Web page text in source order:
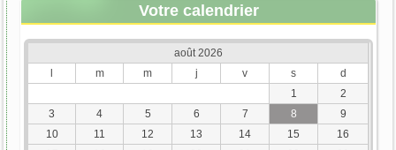
Votre calendrier
août 2026
l
m m j v s
d
1
2
3
4 5 6 7 8
9
10
11 12 13 14 15
16